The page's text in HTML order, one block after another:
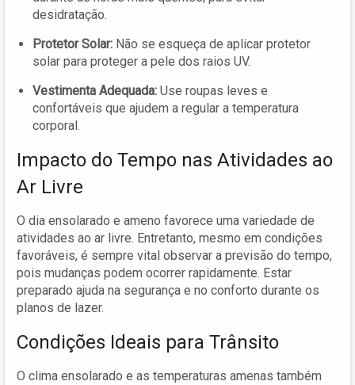
desidratação.
Protetor Solar: Não se esqueça de aplicar protetor
solar para proteger a pele dos raios UV.
Vestimenta Adequada: Use roupas leves e
confortáveis que ajudem a regular a temperatura
corporal.
Impacto do Tempo nas Atividades ao
Ar Livre
O dia ensolarado e ameno favorece uma variedade de
atividades ao ar livre. Entretanto, mesmo em condições
favoráveis, é sempre vital observar a previsão do tempo,
pois mudanças podem ocorrer rapidamente. Estar
preparado ajuda na segurança e no conforto durante os
planos de lazer.
Condições Ideais para Trânsito
O clima ensolarado e as temperaturas amenas também